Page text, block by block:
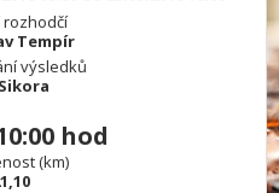
rozhodčí
Tempír
výsledků
hod
(km)